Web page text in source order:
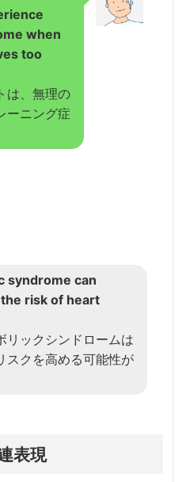
when
too
は、無理の
ーニング症
syndrome can
risk of heart
リックシンドロームは
スクを高める可能性が
表現